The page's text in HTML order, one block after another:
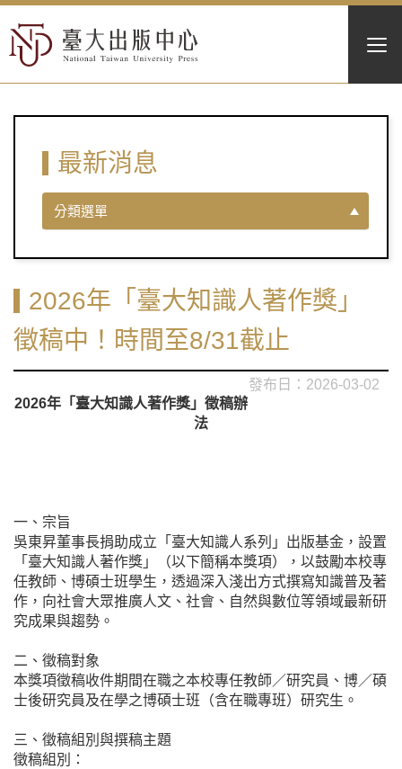
最新消息
分類選單
2026年「臺大知識人著作獎」
徵稿中！時間至8/31截止
2026-03-02
2026年「臺大知識人著作獎」徵稿辦
法
一、宗旨
吳東昇董事長捐助成立「臺大知識人系列」出版基金，設置
「臺大知識人著作獎」（以下簡稱本獎項），以鼓勵本校專
任教師、博碩士班學生，透過深入淺出方式撰寫知識普及著
作，向社會大眾推廣人文、社會、自然與數位等領域最新研
究成果與趨勢。
二、徵稿對象
本獎項徵稿收件期間在職之本校專任教師／研究員、博／碩
士後研究員及在學之博碩士班（含在職專班）研究生。
三、徵稿組別與撰稿主題
徵稿組別：